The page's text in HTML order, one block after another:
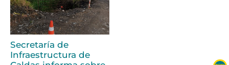
Secretaría de
Infraestructura de